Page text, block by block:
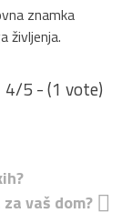
znamka
življenja.
4/5 - (1 vote)
vaš dom?